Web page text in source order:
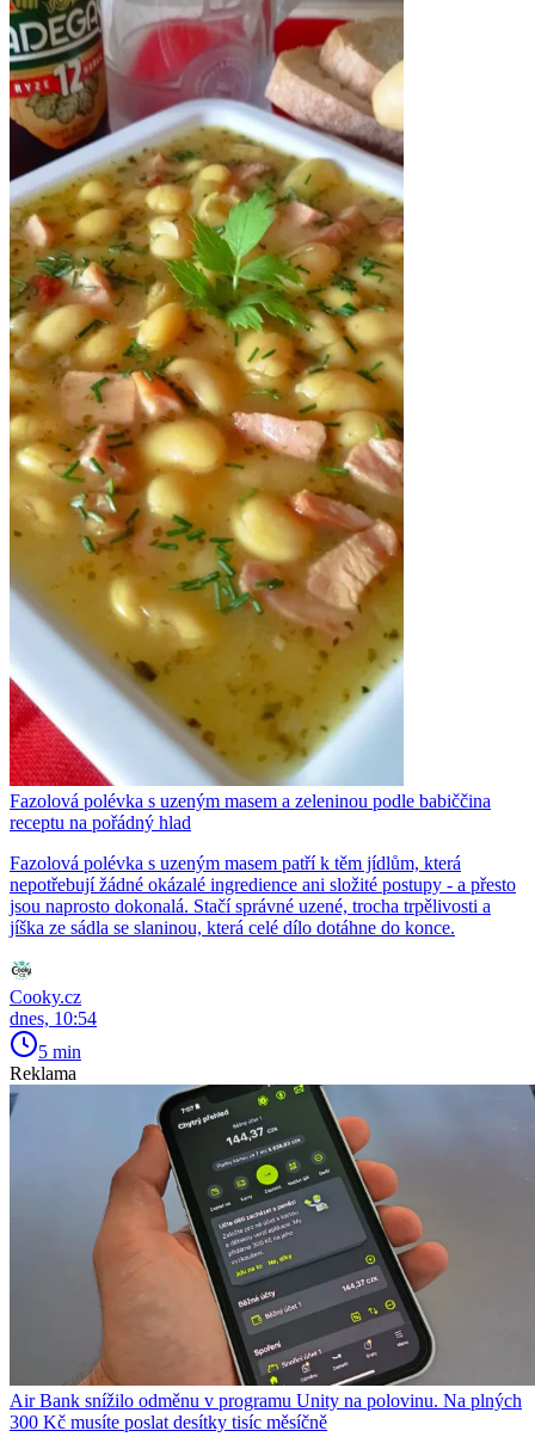
Fazolová polévka s uzeným masem a zeleninou podle babiččina
receptu na pořádný hlad
Fazolová polévka s uzeným masem patří k těm jídlům, která
nepotřebují žádné okázalé ingredience ani složité postupy - a přesto
jsou naprosto dokonalá. Stačí správné uzené, trocha trpělivosti a
jíška ze sádla se slaninou, která celé dílo dotáhne do konce.
Cooky.cz
dnes, 10:54
5 min
Reklama
Air Bank snížilo odměnu v programu Unity na polovinu. Na plných
300 Kč musíte poslat desítky tisíc měsíčně